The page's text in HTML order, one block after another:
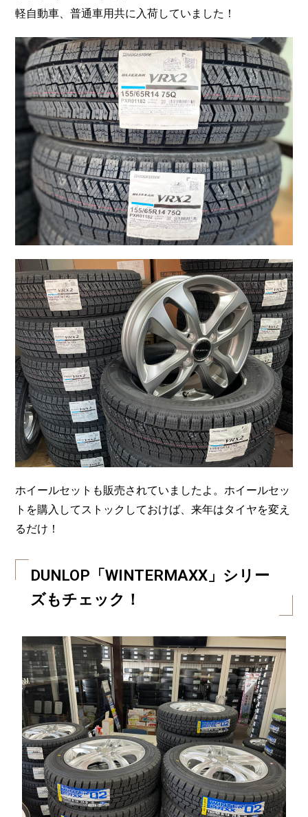
軽自動車、普通車用共に入荷していました！
ホイールセットも販売されていましたよ。ホイールセッ
トを購入してストックしておけば、来年はタイヤを変え
るだけ！
DUNLOP「WINTERMAXX」シリー
ズもチェック！